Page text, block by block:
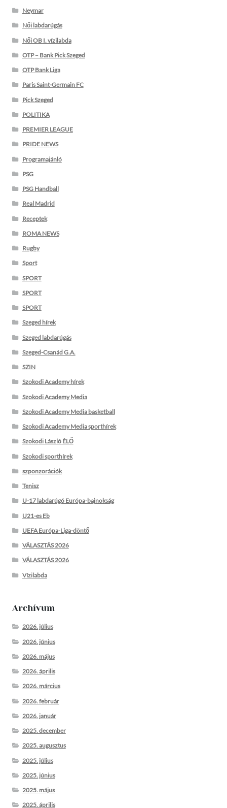
Neymar
Női labdarúgás
Női OB I. vízilabda
OTP – Bank Pick Szeged
OTP Bank Liga
Paris Saint-Germain FC
Pick Szeged
POLITIKA
PREMIER LEAGUE
PRIDE NEWS
Programajánló
PSG
PSG Handball
Real Madrid
Receptek
ROMA NEWS
Rugby
Sport
SPORT
SPORT
SPORT
Szeged hírek
Szeged labdarúgás
Szeged-Csanád G.A.
SZIN
Szokodi Academy hírek
Szokodi Academy Media
Szokodi Academy Media basketball
Szokodi Academy Media sporthírek
Szokodi László ÉLŐ
Szokodi sporthírek
szponzorációk
Tenisz
U-17 labdarúgó Európa-bajnokság
U21-es Eb
UEFA Európa-Liga-döntő
VÁLASZTÁS 2026
VÁLASZTÁS 2026
Vízilabda
Archívum
2026. július
2026. június
2026. május
2026. április
2026. március
2026. február
2026. január
2025. december
2025. augusztus
2025. július
2025. június
2025. május
2025. április